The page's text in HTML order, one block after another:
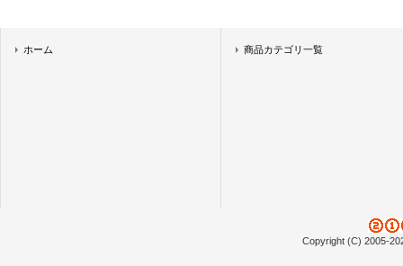
ホーム 商品カテゴリ一覧
Copyright (C) 2005-